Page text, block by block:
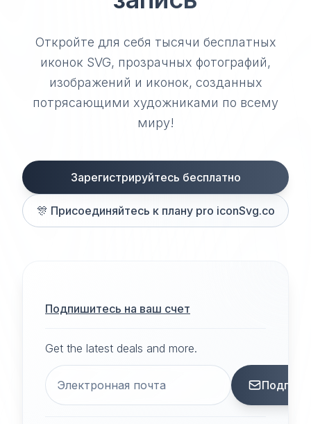
Откройте для себя тысячи бесплатных
иконок SVG, прозрачных фотографий,
изображений и иконок, созданных
потрясающими художниками по всему
миру!
Зарегистрируйтесь бесплатно
🎊 Присоединяйтесь к плану pro iconSvg.co
Подпишитесь на ваш счет
Get the latest deals and more.